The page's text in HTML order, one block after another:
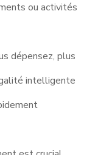
ou activités
dépensez, plus
intelligente